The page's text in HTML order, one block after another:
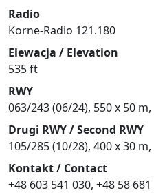
Radio
Korne-Radio 121.180
Elewacja / Elevation
535 ft
RWY
063/243 (06/24), 550 x 50
Drugi RWY / Second RWY
105/285 (10/28), 400 x 30
Kontakt / Contact
+48 603 541 030, +48 58